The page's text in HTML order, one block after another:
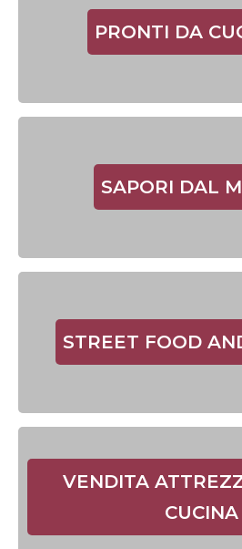
PRONTI DA
SAPORI DAL
STREET FOOD
VENDITA
CUCINA